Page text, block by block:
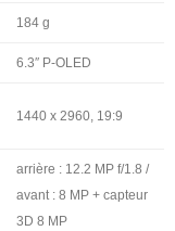
184 g
6.3″ P-OLED
1440 x 2960, 19:9
arrière : 12.2 MP f/1.8 /
avant : 8 MP + capteur
3D 8 MP